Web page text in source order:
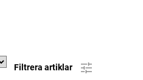
Filtrera artiklar